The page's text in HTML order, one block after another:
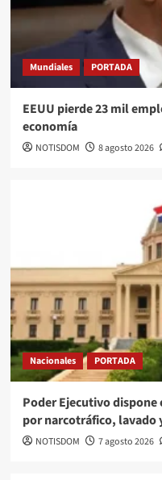
Mundiales PORTADA
EEUU pierde 23 mil
economía
NOTISDOM 8 agosto 2026
Nacionales PORTADA
Poder Ejecutivo
por narcotráfico, lavado
NOTISDOM 7 agosto 2026